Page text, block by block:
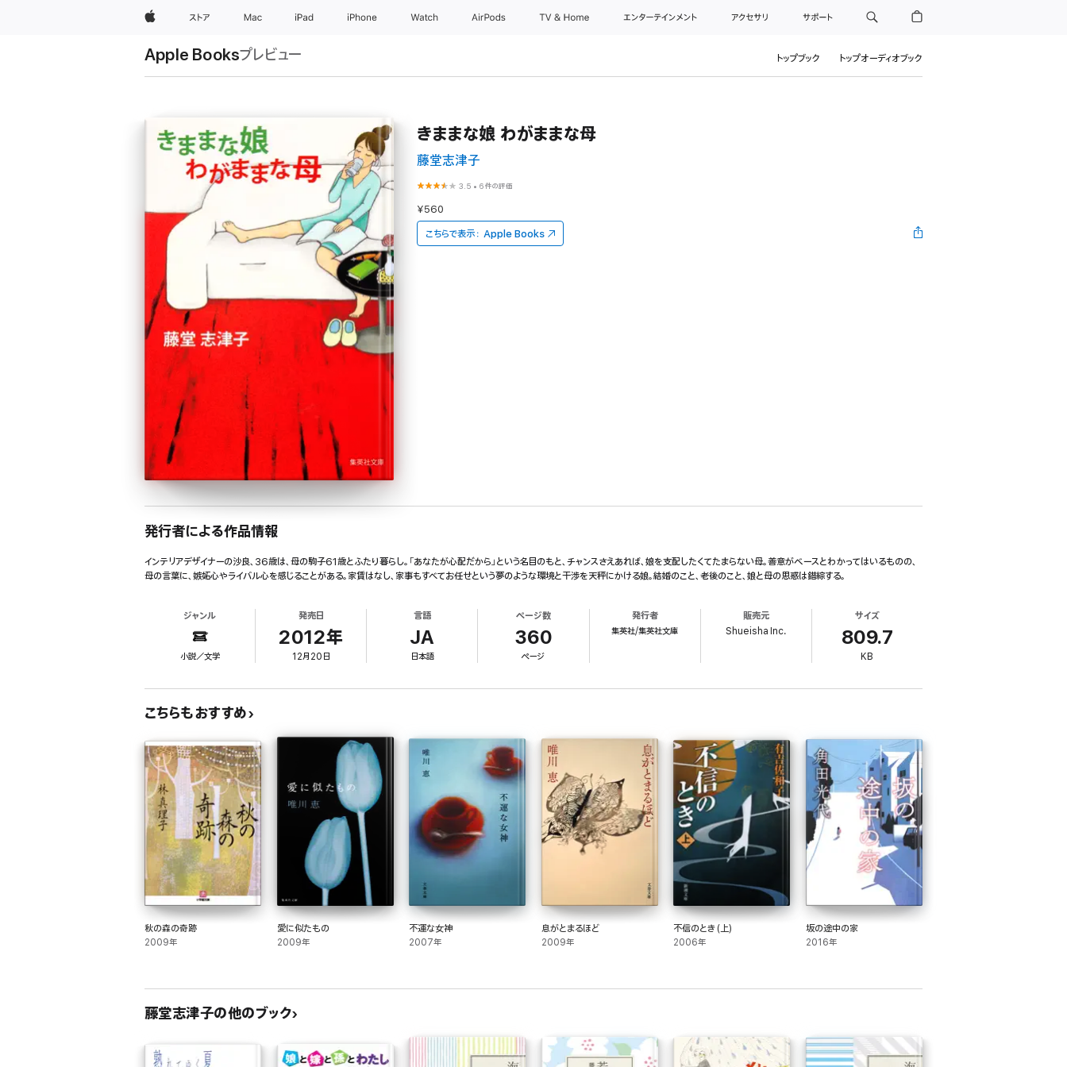
Appleストア Mac iPad iPhone Watch AirPods TV & Home エンターテインメント アクセサリ サポート
Apple Booksプレビュー トップブック トップオーディオブック
きままな娘 わがままな母
藤堂志津子
3.5 • 6件の評価
¥560
こちらで表示： Apple Books
発行者による作品情報
インテリアデザイナーの沙良、36歳は、母の駒子61歳とふたり暮らし。「あなたが心配だから」という名目のもと、チャンスさえあれば、娘を支配したくてたまらない母。善意がベースとわかってはいるものの、
母の言葉に、嫉妬心やライバル心を感じることがある。家賃はなし、家事もすべてお任せという夢のような環境と干渉を天秤にかける娘。結婚のこと、老後のこと、娘と母の思惑は錯綜する。
ジャンル
小説／文学
発売日
2012年
12月20日
言語
JA
日本語
ページ数
360
ページ
発行者
集英社/集英社文庫
販売元
Shueisha Inc.
サイズ
809.7
KB
こちらもおすすめ
秋の森の奇跡
2009年
愛に似たもの
2009年
不運な女神
2007年
息がとまるほど
2009年
不信のとき(上)
2006年
坂の途中の家
2016年
藤堂志津子の他のブック